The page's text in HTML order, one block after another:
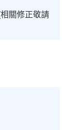
關修正敬請